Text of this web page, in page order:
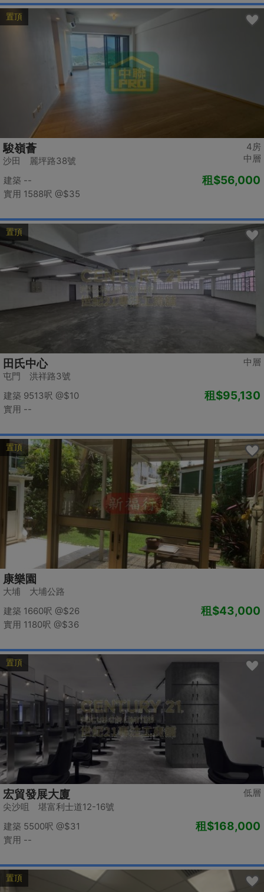
置頂
4房
中層
駿嶺薈
沙田 麗坪路38號
建築 --
實用 1588呎 @$35
租$56,000
置頂
中層
田氏中心
屯門 洪祥路3號
建築 9513呎 @$10
實用 --
租$95,130
置頂
康樂園
大埔 大埔公路
建築 1660呎 @$26
實用 1180呎 @$36
租$43,000
置頂
低層
宏貿發展大廈
尖沙咀 堪富利士道12-16號
建築 5500呎 @$31
實用 --
租$168,000
置頂